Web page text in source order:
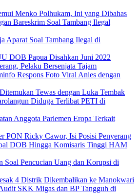
Menko Polhukam, Ini yang Dibahas
Bareskrim Soal Tambang Ilegal
Aparat Soal Tambang Ilegal di
DOB Papua Disahkan Juni 2022
Pelaku Bersenjata Tajam
Respons Foto Viral Anies dengan
Tewas dengan Luka Tembak
Diduga Terlibat PETI di
Anggota Parlemen Eropa Terkait
PON Ricky Cawor, Isi Posisi Penyerang
DOB Hingga Komisaris Tinggi HAM
Pencucian Uang dan Korupsi di
4 Distrik Dikembalikan ke Manokwari
SKK Migas dan BP Tangguh di